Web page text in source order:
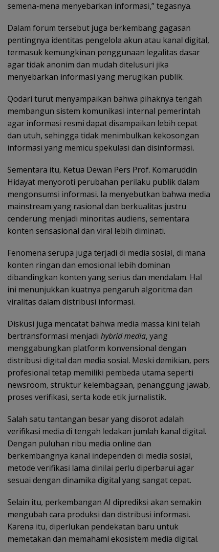
semena-mena menyebarkan informasi,” tegasnya.
Dalam forum tersebut juga berkembang gagasan
pentingnya identitas pengelola akun atau kanal digital,
termasuk kemungkinan penggunaan legalitas dasar
agar tidak anonim dan mudah ditelusuri jika
menyebarkan informasi yang merugikan publik.
Qodari turut menyampaikan bahwa pihaknya tengah
membangun sistem komunikasi internal pemerintah
agar informasi resmi dapat disampaikan lebih cepat
dan utuh, sehingga tidak menimbulkan kekosongan
informasi yang memicu spekulasi dan disinformasi.
Sementara itu, Ketua Dewan Pers Prof. Komaruddin
Hidayat menyoroti perubahan perilaku publik dalam
mengonsumsi informasi. Ia menyebutkan bahwa media
mainstream yang rasional dan berkualitas justru
cenderung menjadi minoritas audiens, sementara
konten sensasional dan viral lebih diminati.
Fenomena serupa juga terjadi di media sosial, di mana
konten ringan dan emosional lebih dominan
dibandingkan konten yang serius dan mendalam. Hal
ini menunjukkan kuatnya pengaruh algoritma dan
viralitas dalam distribusi informasi.
Diskusi juga mencatat bahwa media massa kini telah
bertransformasi menjadi hybrid media, yang
menggabungkan platform konvensional dengan
distribusi digital dan media sosial. Meski demikian, pers
profesional tetap memiliki pembeda utama seperti
newsroom, struktur kelembagaan, penanggung jawab,
proses verifikasi, serta kode etik jurnalistik.
Salah satu tantangan besar yang disorot adalah
verifikasi media di tengah ledakan jumlah kanal digital.
Dengan puluhan ribu media online dan
berkembangnya kanal independen di media sosial,
metode verifikasi lama dinilai perlu diperbarui agar
sesuai dengan dinamika digital yang sangat cepat.
Selain itu, perkembangan AI diprediksi akan semakin
mengubah cara produksi dan distribusi informasi.
Karena itu, diperlukan pendekatan baru untuk
memetakan dan memahami ekosistem media digital.